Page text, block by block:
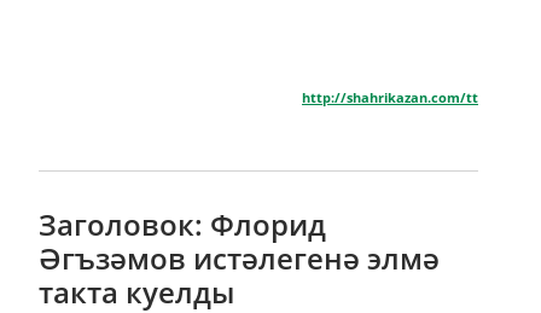
http://shahrikazan.com/tt
Заголовок: Флорид
Әгъзәмов истәлегенә элмә
такта куелды